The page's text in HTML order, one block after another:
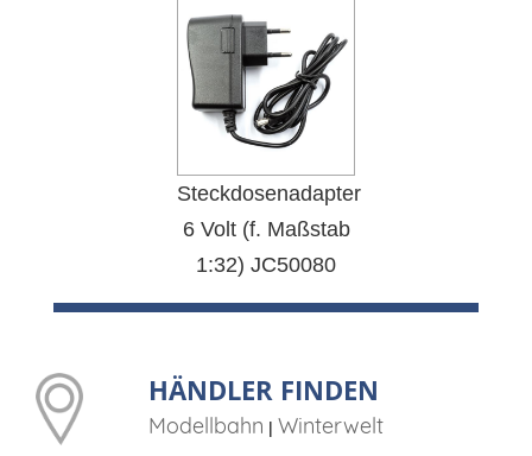
Steckdosenadapter
6 Volt (f. Maßstab
1:32) JC50080
HÄNDLER FINDEN
Modellbahn | Winterwelt